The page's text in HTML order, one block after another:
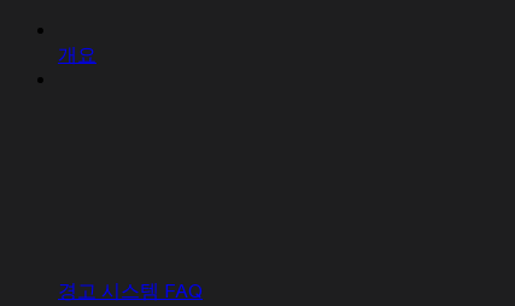
개요
경고 시스템 FAQ